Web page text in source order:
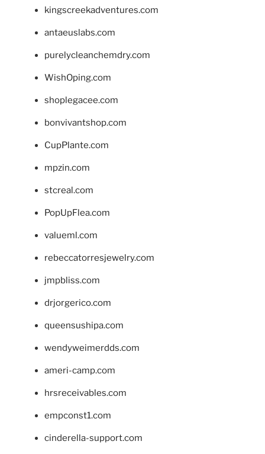
kingscreekadventures.com
antaeuslabs.com
purelycleanchemdry.com
WishOping.com
shoplegacee.com
bonvivantshop.com
CupPlante.com
mpzin.com
stcreal.com
PopUpFlea.com
valueml.com
rebeccatorresjewelry.com
jmpbliss.com
drjorgerico.com
queensushipa.com
wendyweimerdds.com
ameri-camp.com
hrsreceivables.com
empconst1.com
cinderella-support.com